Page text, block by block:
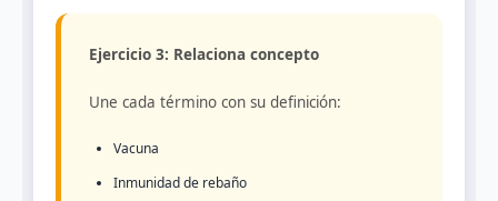
Ejercicio 3: Relaciona concepto
Une cada término con su definición:
Vacuna
Inmunidad de rebaño